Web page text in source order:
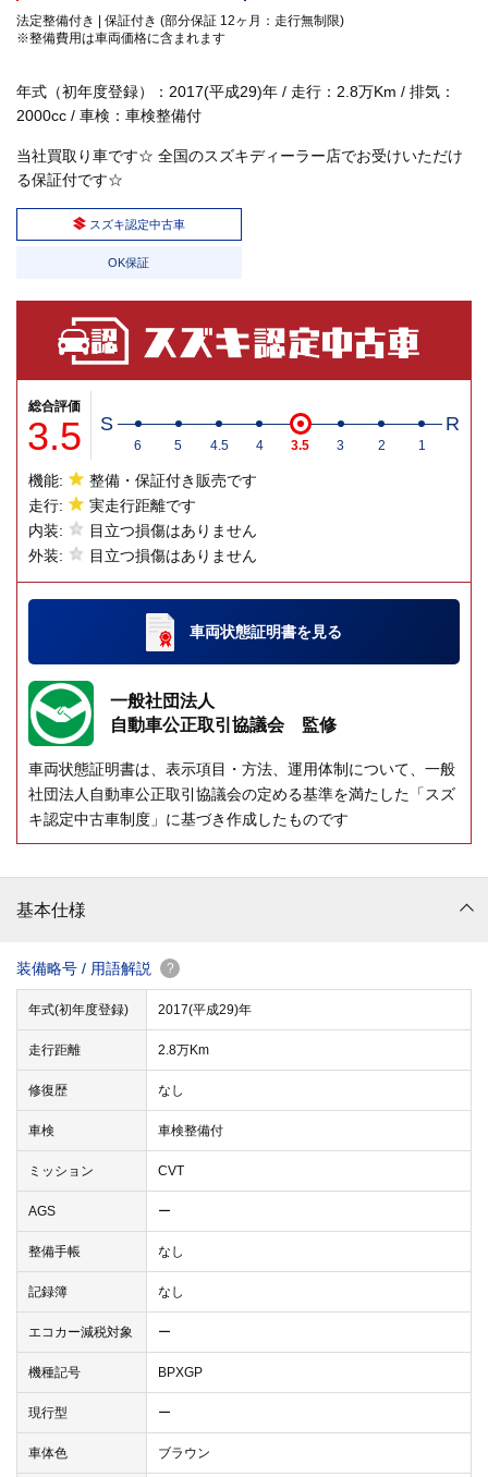
法定整備付き | 保証付き (部分保証 12ヶ月：走行無制限)
※整備費用は車両価格に含まれます
年式（初年度登録）：2017(平成29)年 / 走行：2.8万Km / 排気：
2000cc / 車検：車検整備付
当社買取り車です☆ 全国のスズキディーラー店でお受けいただけ
る保証付です☆
スズキ認定中古車
OK保証
総合評価
3.5 S R
6 5 4.5 4 3.5 3 2 1
機能:
整備・保証付き販売です
走行:
実走行距離です
内装:
目立つ損傷はありません
外装:
目立つ損傷はありません
車両状態証明書を見る
一般社団法人
自動車公正取引協議会 監修
車両状態証明書は、表示項目・方法、運用体制について、一般
社団法人自動車公正取引協議会の定める基準を満たした「スズ
キ認定中古車制度」に基づき作成したものです
基本仕様
装備略号 / 用語解説 ?
年式(初年度登録) 2017(平成29)年
走行距離 2.8万Km
修復歴 なし
車検 車検整備付
ミッション CVT
AGS ー
整備手帳 なし
記録簿 なし
エコカー減税対象 ー
機種記号 BPXGP
現行型 ー
車体色 ブラウン